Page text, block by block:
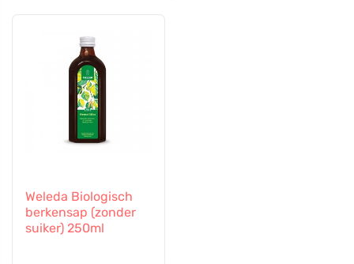
Weleda Biologisch
berkensap (zonder
suiker) 250ml